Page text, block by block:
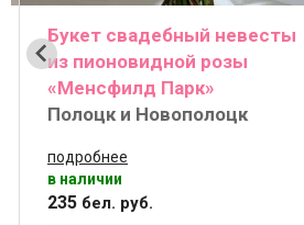
Букет свадебный невесты
из пионовидной розы
«Менсфилд Парк»
Полоцк и Новополоцк
подробнее
в наличии
235 бел. руб.